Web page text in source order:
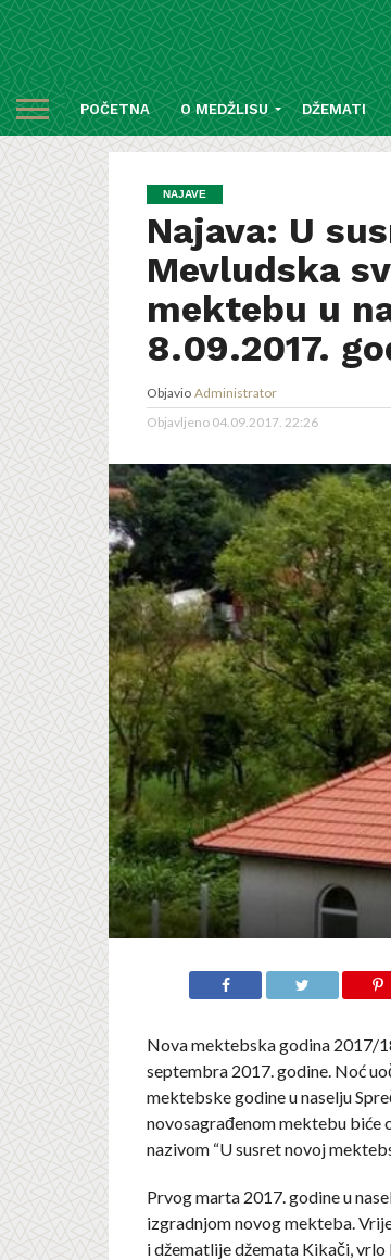
POČETNA O MEDŽLISU DŽEMATI
NAJAVE
Najava: U
Mevludska
mektebu u
8.09.2017.
Objavio Administrator
Objavljeno 04.09.2017. 22:26
Nova mektebska godina 2017/
septembra 2017. godine. Noć
mektebske godine u naselju
novosagrađenom mektebu biće
nazivom “U susret novoj
Prvog marta 2017. godine u
izgradnjom novog mekteba.
i džematlije džemata Kikači,